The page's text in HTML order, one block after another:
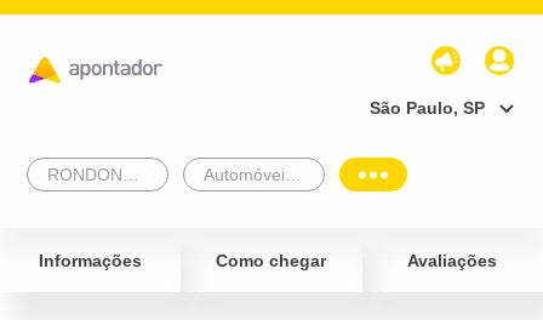
São Paulo, SP
Informações Como chegar Avaliações